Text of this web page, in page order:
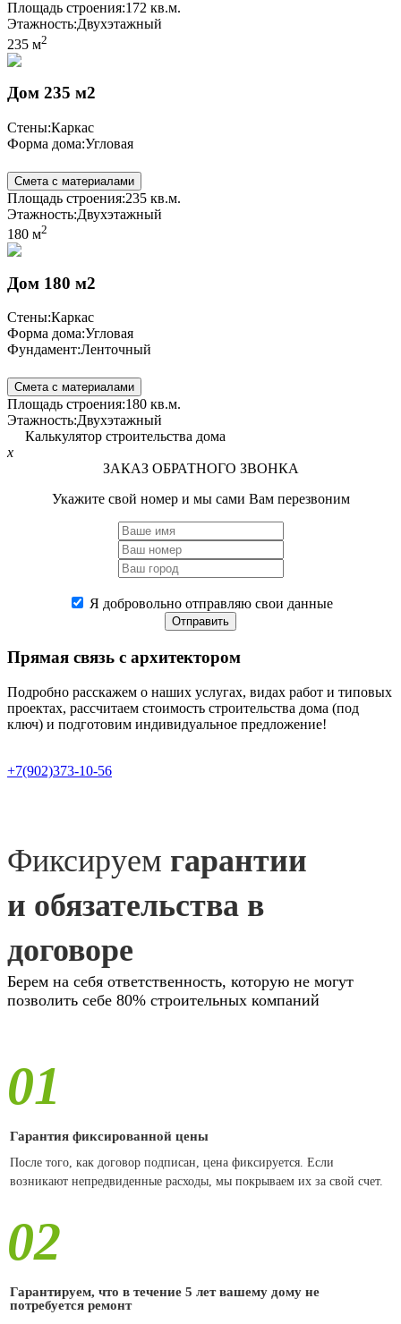
Площадь строения:172 кв.м.
Этажность:Двухэтажный
235 м2
Дом 235 м2
Стены:Каркас
Форма дома:Угловая
Смета с материалами
Площадь строения:235 кв.м.
Этажность:Двухэтажный
180 м2
Дом 180 м2
Стены:Каркас
Форма дома:Угловая
Фундамент:Ленточный
Смета с материалами
Площадь строения:180 кв.м.
Этажность:Двухэтажный
Калькулятор строительства дома
x
ЗАКАЗ ОБРАТНОГО ЗВОНКА
Укажите свой номер и мы сами Вам перезвоним
Я добровольно отправляю свои данные
Отправить
Прямая связь с архитектором
Подробно расскажем о наших услугах, видах работ и типовых
проектах, рассчитаем стоимость строительства дома (под
ключ) и подготовим индивидуальное предложение!
+7(902)373-10-56
Фиксируем гарантии
и обязательства в
договоре
Берем на себя ответственность, которую не могут
позволить себе 80% строительных компаний
01
Гарантия фиксированной цены
После того, как договор подписан, цена фиксируется. Если
возникают непредвиденные расходы, мы покрываем их за свой счет.
02
Гарантируем, что в течение 5 лет вашему дому не
потребуется ремонт